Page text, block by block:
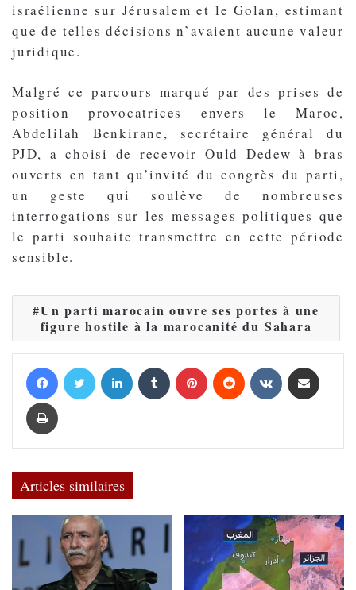
israélienne sur Jérusalem et le Golan, estimant
que de telles décisions n’avaient aucune valeur
juridique.
Malgré ce parcours marqué par des prises de
position provocatrices envers le Maroc,
Abdelilah Benkirane, secrétaire général du
PJD, a choisi de recevoir Ould Dedew à bras
ouverts en tant qu’invité du congrès du parti,
un geste qui soulève de nombreuses
interrogations sur les messages politiques que
le parti souhaite transmettre en cette période
sensible.
Un parti marocain ouvre ses portes à une
figure hostile à la marocanité du Sahara
Articles similaires